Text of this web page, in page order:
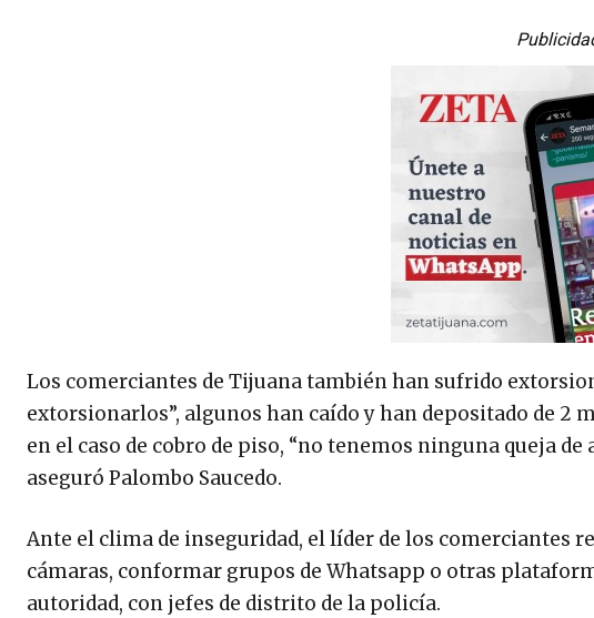
Los comerciantes de Tijuana también han sufrido
extorsionarlos”, algunos han caído y han depositado de 2
en el caso de cobro de piso, “no tenemos ninguna queja
aseguró Palombo Saucedo.
Ante el clima de inseguridad, el líder de los comerciantes
cámaras, conformar grupos de Whatsapp o otras
autoridad, con jefes de distrito de la policía.